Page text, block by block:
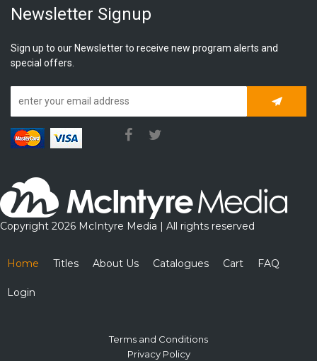
Newsletter Signup
Sign up to our Newsletter to receive new program alerts and
special offers.
Copyright 2026 McIntyre Media | All rights reserved
Home Titles About Us Catalogues Cart FAQ
Login
Terms and Conditions
Privacy Policy